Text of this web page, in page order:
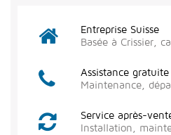
Entreprise Suisse
Basée à Crissier,
Assistance gratuite
Maintenance,
Service après-
Installation,